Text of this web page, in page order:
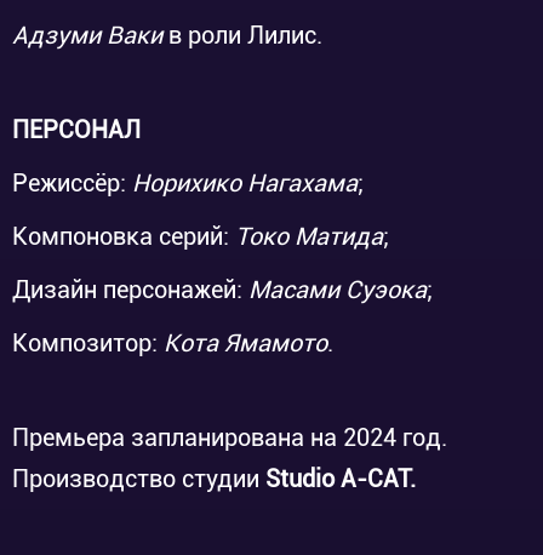
Адзуми Вакив роли Лилис.
ПЕРСОНАЛ
Режиссёр: Норихико Нагахама;
Компоновка серий: Токо Матида;
Дизайн персонажей: Масами Суэока;
Композитор: Кота Ямамото.
Премьера запланирована на 2024 год.
Производство студии Studio A-CAT.